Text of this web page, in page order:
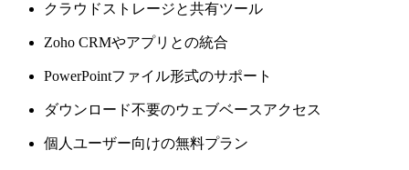
クラウドストレージと共有ツール
Zoho CRMやアプリとの統合
PowerPointファイル形式のサポート
ダウンロード不要のウェブベースアクセス
個人ユーザー向けの無料プラン